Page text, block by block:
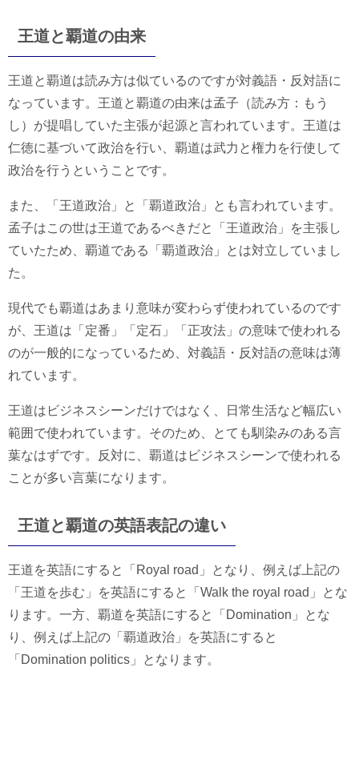
王道と覇道の由来
王道と覇道は読み方は似ているのですが対義語・反対語に
なっています。王道と覇道の由来は孟子（読み方：もう
し）が提唱していた主張が起源と言われています。王道は
仁徳に基づいて政治を行い、覇道は武力と権力を行使して
政治を行うということです。
また、「王道政治」と「覇道政治」とも言われています。
孟子はこの世は王道であるべきだと「王道政治」を主張し
ていたため、覇道である「覇道政治」とは対立していまし
た。
現代でも覇道はあまり意味が変わらず使われているのです
が、王道は「定番」「定石」「正攻法」の意味で使われる
のが一般的になっているため、対義語・反対語の意味は薄
れています。
王道はビジネスシーンだけではなく、日常生活など幅広い
範囲で使われています。そのため、とても馴染みのある言
葉なはずです。反対に、覇道はビジネスシーンで使われる
ことが多い言葉になります。
王道と覇道の英語表記の違い
王道を英語にすると「Royal road」となり、例えば上記の
「王道を歩む」を英語にすると「Walk the royal road」とな
ります。一方、覇道を英語にすると「Domination」とな
り、例えば上記の「覇道政治」を英語にすると
「Domination politics」となります。